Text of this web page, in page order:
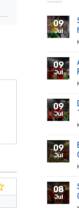
09
Jul
09
Jul
09
Jul
09
Jul
08
Jul